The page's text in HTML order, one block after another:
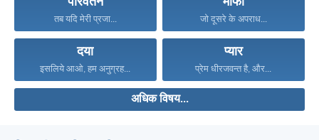
तब यदि मेरी प्रजा... जो दूसरे के अपराध...
दया
इसलिये आओ, हम अनुग्रह...
प्यार
प्रेम धीरजवन्त है, और...
अधिक विषय...